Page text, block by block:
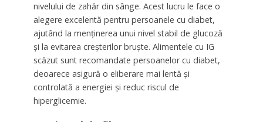
nivelului de zahăr din sânge. Acest lucru le face o
alegere excelentă pentru persoanele cu diabet,
ajutând la menținerea unui nivel stabil de glucoză
și la evitarea creșterilor bruște. Alimentele cu IG
scăzut sunt recomandate persoanelor cu diabet,
deoarece asigură o eliberare mai lentă și
controlată a energiei și reduc riscul de
hiperglicemie.